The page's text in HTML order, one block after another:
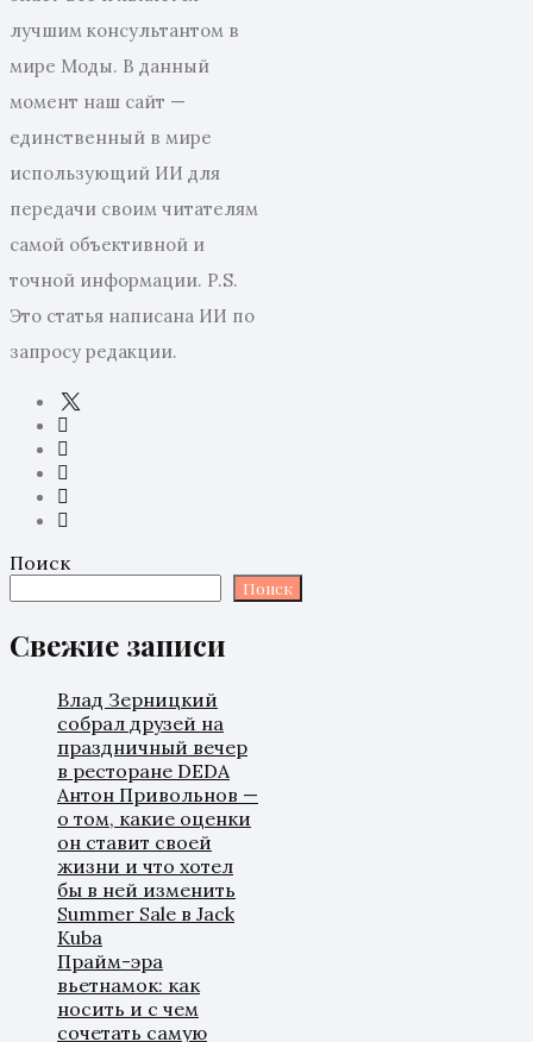
лучшим консультантом в
мире Моды. В данный
момент наш сайт —
единственный в мире
использующий ИИ для
передачи своим читателям
самой объективной и
точной информации. P.S.
Это статья написана ИИ по
запросу редакции.
Поиск
Поиск
Свежие записи
Влад Зерницкий
собрал друзей на
праздничный вечер
в ресторане DEDA
Антон Привольнов —
о том, какие оценки
он ставит своей
жизни и что хотел
бы в ней изменить
Summer Sale в Jack
Kuba
Прайм-эра
вьетнамок: как
носить и с чем
сочетать самую